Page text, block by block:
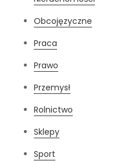
Obcojęzyczne
Praca
Prawo
Przemysł
Rolnictwo
Sklepy
Sport